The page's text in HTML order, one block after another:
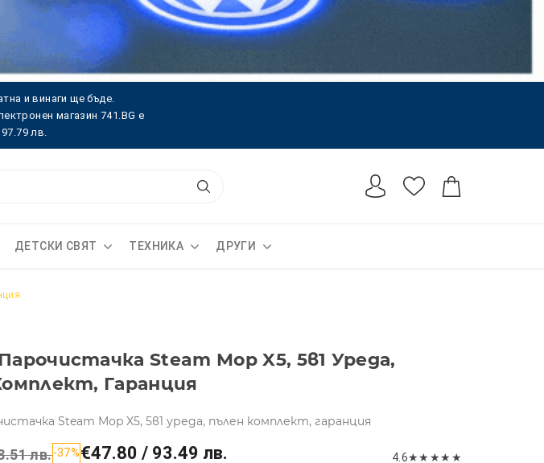
и винаги ще бъде.
магазин 741.BG е
лв.
ДЕТСКИ СВЯТ ТЕХНИКА ДРУГИ
Steam Mop X5, 5в1 Уреда,
Гаранция
Steam Mop X5, 5в1 уреда, пълен комплект, гаранция
лв.-37%€47.80 / 93.49 лв. 4.6★★ ★★ ★